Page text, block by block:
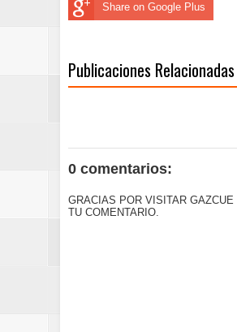
Share on Google Plus
Publicaciones Relacionadas
0 comentarios:
GRACIAS POR VISITAR
TU COMENTARIO.